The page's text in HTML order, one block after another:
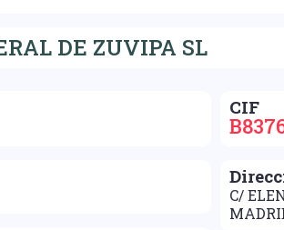
DE ZUVIPA SL
CIF
C/